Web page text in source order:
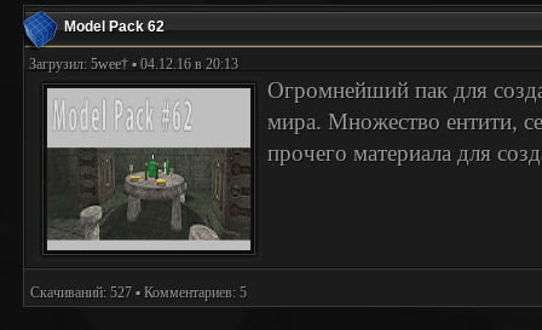
Model Pack 62
Загрузил: 5wee† ▪ 04.12.16 в 20:13
Огромнейший пак для
мира. Множество ентити,
прочего материала для
Скачиваний: 527 ▪ Комментариев: 5